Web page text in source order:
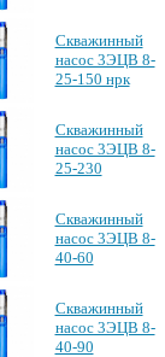
Скважинный
насос 3ЭЦВ 8-
25-150 нрк
Скважинный
насос 3ЭЦВ 8-
25-230
Скважинный
насос 3ЭЦВ 8-
40-60
Скважинный
насос 3ЭЦВ 8-
40-90